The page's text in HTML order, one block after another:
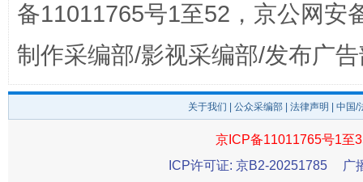
东山县通报“牛蛙产品抗生素超标问题” 法
备11011765号1至52，京公网安
制作采编部/影视采编部/发布广
关于我们 公众采编部 法律声明 | 中国
京ICP备11011765号1至
ICP许可证: 京B2-20251785
广